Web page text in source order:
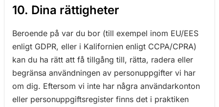
10. Dina rättigheter
Beroende på var du bor (till exempel inom EU/EES
enligt GDPR, eller i Kalifornien enligt CCPA/CPRA)
kan du ha rätt att få tillgång till, rätta, radera eller
begränsa användningen av personuppgifter vi har
om dig. Eftersom vi inte har några användarkonton
eller personuppgiftsregister finns det i praktiken